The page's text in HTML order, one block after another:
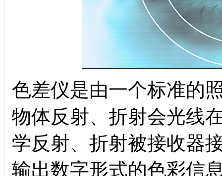
色差仪是由一个标准的
物体反射、折射会光线
学反射、折射被接收器
输出数字形式的色彩信